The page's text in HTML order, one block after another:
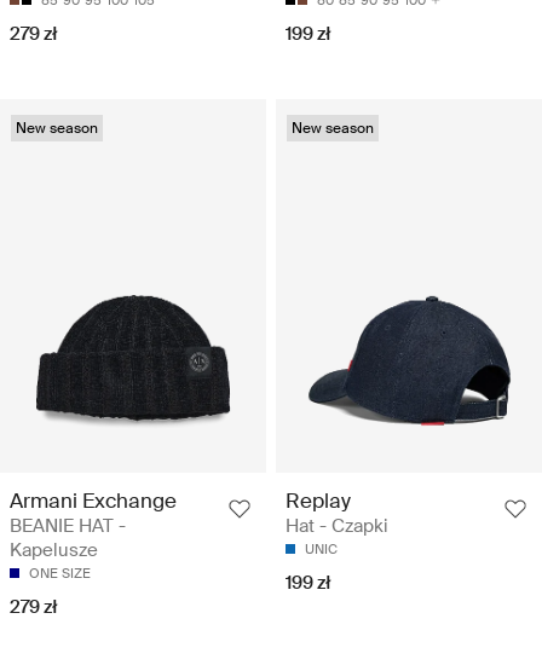
279 zł 199 zł
New season
Armani Exchange
BEANIE HAT -
Kapelusze
ONE SIZE
279 zł
New season
Replay
Hat - Czapki
UNIC
199 zł